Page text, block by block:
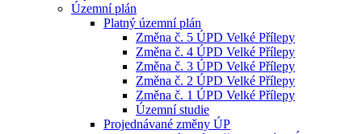
Územní plán
Platný územní plán
Změna č. 5 ÚPD Velké Přílepy
Změna č. 4 ÚPD Velké Přílepy
Změna č. 3 ÚPD Velké Přílepy
Změna č. 2 ÚPD Velké Přílepy
Změna č. 1 ÚPD Velké Přílepy
Územní studie
Projednávané změny ÚP